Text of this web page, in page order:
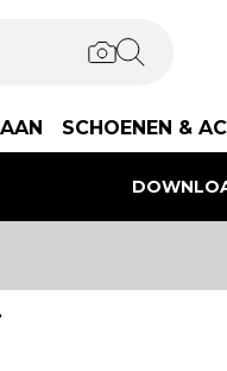
SCHOENEN &